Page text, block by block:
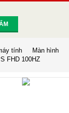
tính
Màn hình
FHD 100HZ